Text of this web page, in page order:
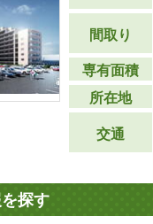
間取り
専有面積
所在地
交通
探す